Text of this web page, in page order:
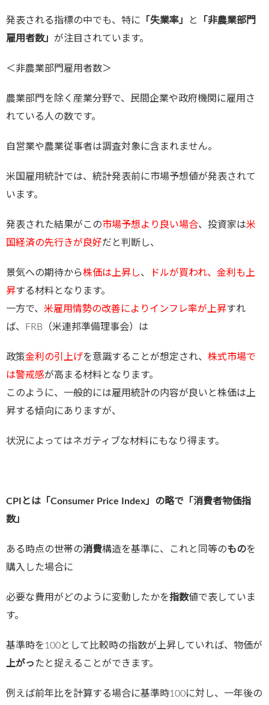
発表される指標の中でも、特に 「失業率」 と
「非農業部門
雇用者数」 が注目されています。
＜非農業部門雇用者数＞
農業部門を除く産業分野で、民間企業や政府機関に雇用さ
れている人の数です。
自営業や農業従事者は調査対象に含まれません。
米国雇用統計では、統計発表前に市場予想値が発表されて
います。
発表された結果がこの市場予想より良い場合、投資家は米
国経済の先行きが良好だと判断し、
景気への期待から株価は上昇し、
ドルが買われ、金利も上
昇する材料となります。
一方で、 米雇用情勢の改善によりインフレ率が上昇すれ
ば、FRB（米連邦準備理事会）は
政策金利の引上げを意識することが想定され、 株式市場で
は警戒感が高まる材料となります。
このように、一般的には雇用統計の内容が良いと株価は上
昇する傾向にありますが、
状況によってはネガティブな材料にもなり得ます。
CPIとは「Consumer Price Index」の略で「消費者物価指
数」
ある時点の世帯の消費構造を基準に、これと同等のものを
購入した場合に
必要な費用がどのように変動したかを指数値で表していま
す。
基準時を100として比較時の指数が上昇していれば、物価が
上がっ たと捉えることができます。
例えば前年比を計算する場合に基準時100に対し、一年後の